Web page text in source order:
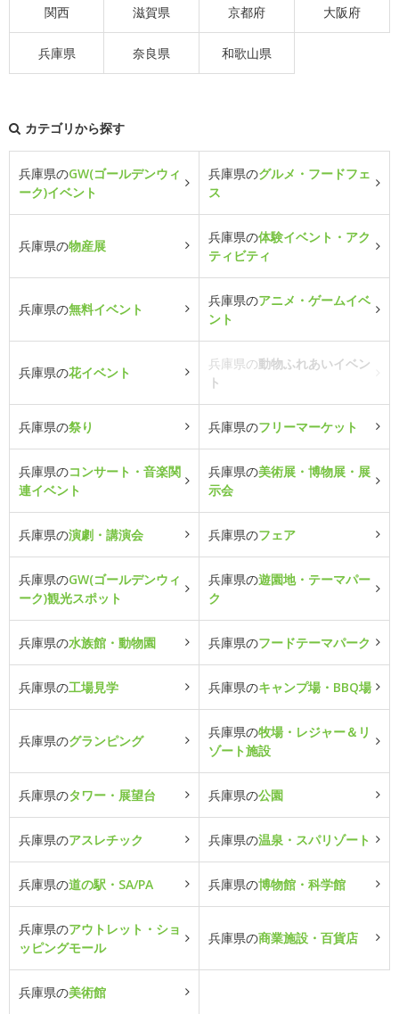
関西 滋賀県 京都府 大阪府
兵庫県 奈良県 和歌山県
カテゴリから探す
兵庫県のGW(ゴールデンウィ
ーク)イベント
兵庫県のグルメ・フードフェ
ス
兵庫県の物産展
兵庫県の体験イベント・アク
ティビティ
兵庫県の無料イベント
兵庫県のアニメ・ゲームイベ
ント
兵庫県の花イベント
兵庫県の動物ふれあいイベン
ト
兵庫県の祭り 兵庫県のフリーマーケット
兵庫県のコンサート・音楽関
連イベント
兵庫県の美術展・博物展・展
示会
兵庫県の演劇・講演会 兵庫県のフェア
兵庫県のGW(ゴールデンウィ
ーク)観光スポット
兵庫県の遊園地・テーマパー
ク
兵庫県の水族館・動物園 兵庫県のフードテーマパーク
兵庫県の工場見学 兵庫県のキャンプ場・BBQ場
兵庫県のグランピング
兵庫県の牧場・レジャー＆リ
ゾート施設
兵庫県のタワー・展望台 兵庫県の公園
兵庫県のアスレチック 兵庫県の温泉・スパリゾート
兵庫県の道の駅・SA/PA 兵庫県の博物館・科学館
兵庫県のアウトレット・ショ
ッピングモール
兵庫県の商業施設・百貨店
兵庫県の美術館